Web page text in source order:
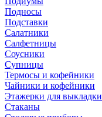
Подносы
Подставки
Салатники
Салфетницы
Соусники
Супницы
Термосы и кофейники
Чайники и кофейники
Этажерки для выкладки
Стаканы